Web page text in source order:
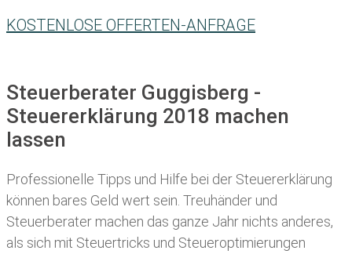
KOSTENLOSE OFFERTEN-ANFRAGE
Steuerberater Guggisberg -
Steuererklärung 2018 machen
lassen
Professionelle Tipps und Hilfe bei der Steuererklärung
können bares Geld wert sein. Treuhänder und
Steuerberater machen das ganze Jahr nichts anderes,
als sich mit Steuertricks und Steueroptimierungen